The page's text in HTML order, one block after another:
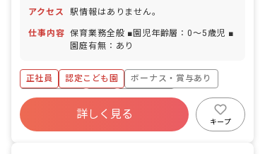
アクセス 駅情報はありません。
仕事内容 保育業務全般 ■園児年齢層：0～5歳児 ■
園庭有無：あり
正社員 認定こども園
ボーナス・賞与あり
社会保険完備
有給
退職金制度
昇給昇進あり
産休育休制度
詳しく見る
キープ